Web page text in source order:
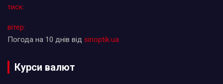
тиск:
вітер:
Погода на 10 днів від sinoptik.ua
Курси валют